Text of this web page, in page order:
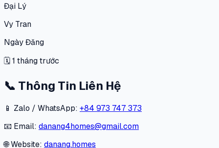
Đại Lý
Vy Tran
Ngày Đăng
🗓1 tháng trước
📞 Thông Tin Liên Hệ
📱 Zalo / WhatsApp: +84 973 747 373
📧 Email: danang4homes@gmail.com
🌐 Website: danang.homes